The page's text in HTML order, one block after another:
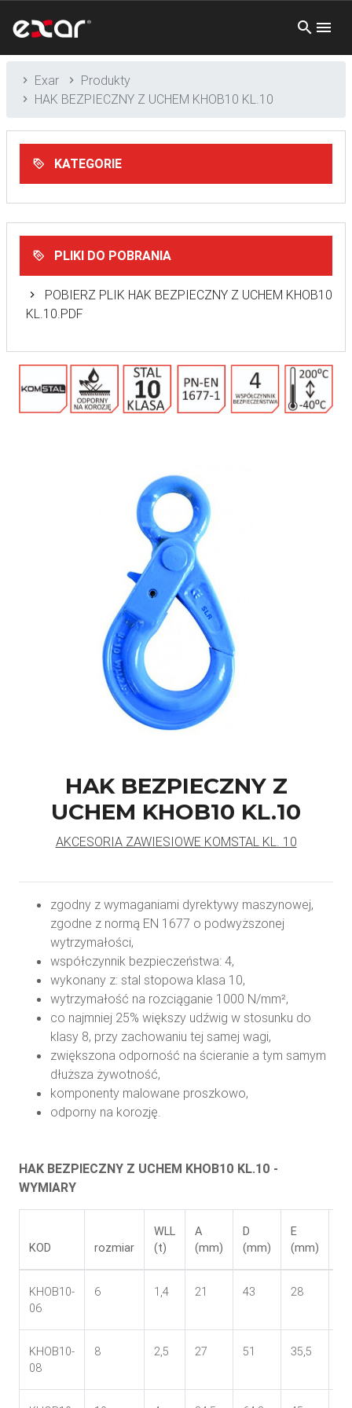
Exar
Produkty
HAK BEZPIECZNY Z UCHEM KHOB10 KL.10
KATEGORIE
PLIKI DO POBRANIA
POBIERZ PLIK HAK BEZPIECZNY Z UCHEM KHOB10
KL.10.PDF
HAK BEZPIECZNY Z
UCHEM KHOB10 KL.10
AKCESORIA ZAWIESIOWE KOMSTAL KL. 10
zgodny z wymaganiami dyrektywy maszynowej,
zgodne z normą EN 1677 o podwyższonej
wytrzymałości,
współczynnik bezpieczeństwa: 4,
wykonany z: stal stopowa klasa 10,
wytrzymałość na rozciąganie 1000 N/mm²,
co najmniej 25% większy udźwig w stosunku do
klasy 8, przy zachowaniu tej samej wagi,
zwiększona odporność na ścieranie a tym samym
dłuższa żywotność,
komponenty malowane proszkowo,
odporny na korozję.
HAK BEZPIECZNY Z UCHEM KHOB10 KL.10 -
WYMIARY
KOD rozmiar
WLL
(t)
A
(mm)
D
(mm)
E
(mm)
KHOB10-
06
6 1,4 21 43 28
KHOB10-
08
8 2,5 27 51 35,5